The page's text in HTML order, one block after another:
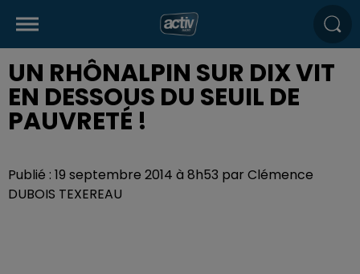
UN RHÔNALPIN SUR DIX VIT
EN DESSOUS DU SEUIL DE
PAUVRETÉ !
Publié : 19 septembre 2014 à 8h53 par Clémence
DUBOIS TEXEREAU